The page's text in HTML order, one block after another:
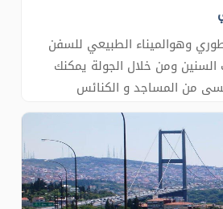
وهوالميناء الطبيعي للسفن
ومن خلال الجولة يمكنك
من المساجد و الكنائس
ضريح الصحابي ابو ايوب الانصاري
(ص) والتلفريك في هضبة
الى التلة الشهيرة بواسطة